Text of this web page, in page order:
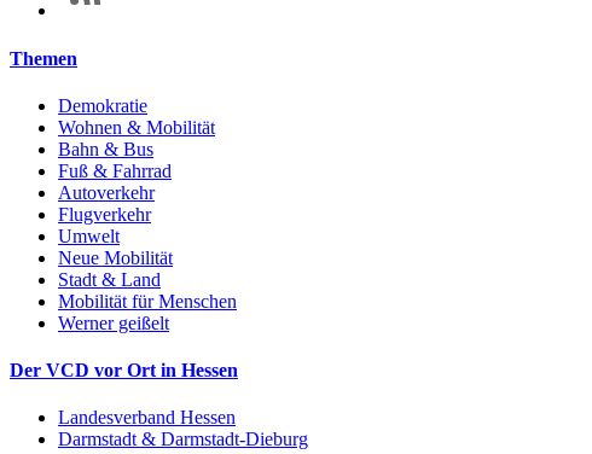
Themen
Demokratie
Wohnen & Mobilität
Bahn & Bus
Fuß & Fahrrad
Autoverkehr
Flugverkehr
Umwelt
Neue Mobilität
Stadt & Land
Mobilität für Menschen
Werner geißelt
Der VCD vor Ort in Hessen
Landesverband Hessen
Darmstadt & Darmstadt-Dieburg